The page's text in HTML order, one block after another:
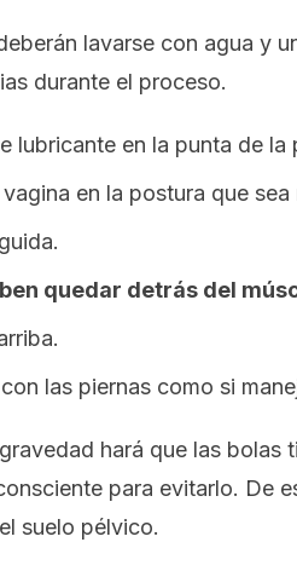
lavarse con agua y
durante el proceso.
lubricante en la punta de la
en la postura que
quedar detrás del
las piernas como si
hará que las bolas
para evitarlo. De
suelo pélvico.